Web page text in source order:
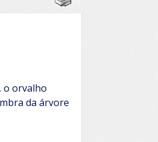
o orvalho
da árvore